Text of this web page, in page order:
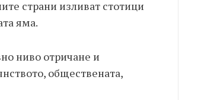
страни изливат стотици
яма.
ниво отричане и
обществената,